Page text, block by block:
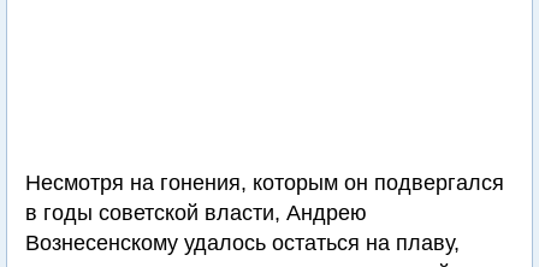
Несмотря на гонения, которым он подвергался
в годы советской власти, Андрею
Вознесенскому удалось остаться на плаву,